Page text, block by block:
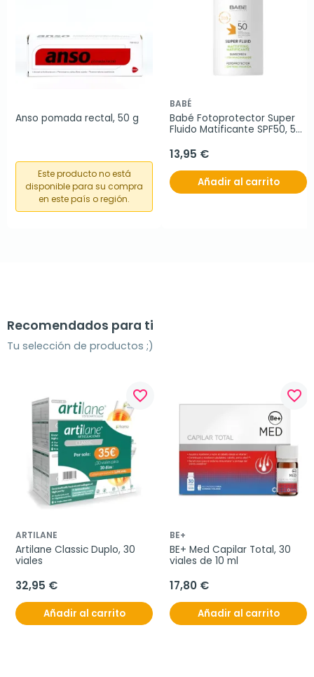
Anso pomada rectal, 50 g
Este producto no está
disponible para su compra
en este país o región.
BABÉ
Babé Fotoprotector Super
Fluido Matificante SPF50, 50
13,95 €
Añadir al carrito
Recomendados para ti
Tu selección de productos ;)
favorite_border
ARTILANE
Artilane Classic Duplo, 30
viales
32,95 €
Añadir al carrito
favorite_border
BE+
BE+ Med Capilar Total, 30
viales de 10 ml
17,80 €
Añadir al carrito